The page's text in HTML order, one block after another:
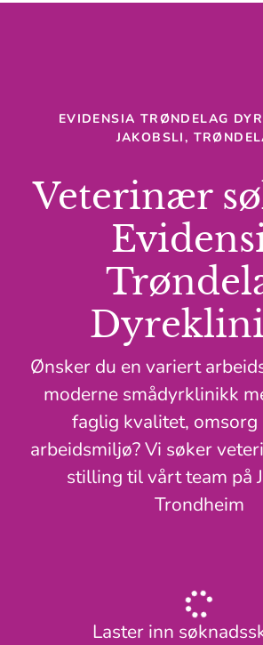
EVIDENSIA TRØNDELAG
JAKOBSLI,
Veterinær
Ønsker du en variert
moderne smådyrklinikk
faglig kvalitet, omsorg
arbeidsmiljø? Vi søker
stilling til vårt team på
Trondheim
Laster inn